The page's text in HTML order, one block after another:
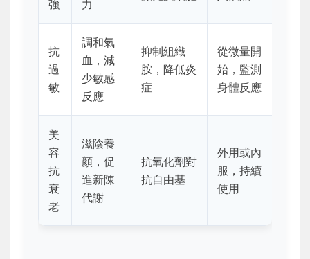
強
力
抗
過
敏
調和氣
血，減
少敏感
反應
抑制組織
胺，降低炎
症
從微量開
始，監測
身體反應
美
容
抗
衰
老
滋陰養
顏，促
進新陳
代謝
抗氧化劑對
抗自由基
外用或內
服，持續
使用